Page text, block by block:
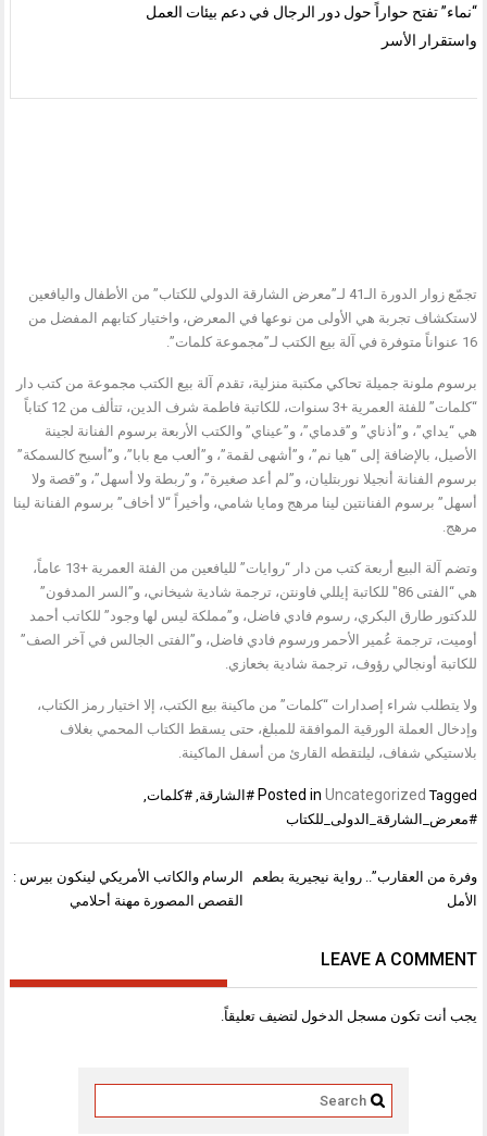
“نماء” تفتح حواراً حول دور الرجال في دعم بيئات العمل
واستقرار الأسر
تجمّع زوار الدورة الـ41 لـ”معرض الشارقة الدولي للكتاب” من الأطفال واليافعين
لاستكشاف تجربة هي الأولى من نوعها في المعرض، واختيار كتابهم المفضل من
16 عنواناً متوفرة في آلة بيع الكتب لـ”مجموعة كلمات”.
برسوم ملونة جميلة تحاكي مكتبة منزلية، تقدم آلة بيع الكتب مجموعة من كتب دار
“كلمات” للفئة العمرية +3 سنوات، للكاتبة فاطمة شرف الدين، تتألف من 12 كتاباً
هي “يداي”، و”أذناي” و”قدماي”، و”عيناي” والكتب الأربعة برسوم الفنانة لجينة
الأصيل، بالإضافة إلى “هيا نم”، و”أشهى لقمة”، و”ألعب مع بابا”، و”أسبح كالسمكة”
برسوم الفنانة أنجيلا نوربتليان، و”لم أعد صغيرة”، و”ربطة ولا أسهل”، و”قصة ولا
أسهل” برسوم الفنانتين لينا مرهج ومايا شامي، وأخيراً “لا أخاف” برسوم الفنانة لينا
مرهج.
وتضم آلة البيع أربعة كتب من دار “روايات” لليافعين من الفئة العمرية +13 عاماً،
هي “الفتى 86″ للكاتبة إيللي فاونتن، ترجمة شادية شيخاني، و”السر المدفون”
للدكتور طارق البكري، رسوم فادي فاضل، و”مملكة ليس لها وجود” للكاتب أحمد
أوميت، ترجمة عُمير الأحمر ورسوم فادي فاضل، و”الفتى الجالس في آخر الصف”
للكاتبة أونجالي رؤوف، ترجمة شادية بخعازي.
ولا يتطلب شراء إصدارات “كلمات” من ماكينة بيع الكتب، إلا اختيار رمز الكتاب،
وإدخال العملة الورقية الموافقة للمبلغ، حتى يسقط الكتاب المحمي بغلاف
بلاستيكي شفاف، ليلتقطه القارئ من أسفل الماكينة.
Posted in Uncategorized Tagged #الشارقة,#كلمات,
#معرض_الشارقة_الدولى_للكتاب
تصفّح
المقالات
الرسام والكاتب الأمريكي لينكون بيرس :
القصص المصورة مهنة أحلامي
وفرة من العقارب”.. رواية نيجيرية بطعم
الأمل
LEAVE A COMMENT
يجب أنت تكون مسجل الدخول لتضيف تعليقاً.